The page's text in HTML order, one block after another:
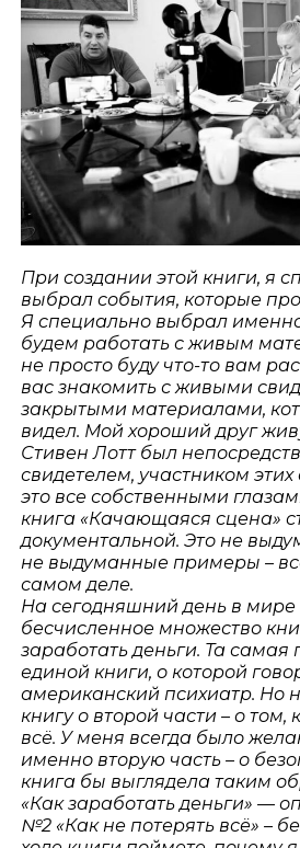
При создании этой книги, я
выбрал события, которые
Я специально выбрал
будем работать с живым
не просто буду что-то вам
вас знакомить с живыми
закрытыми материалами,
видел. Мой хороший друг
Стивен Лотт был
свидетелем, участником
это все собственными
книга «Качающаяся сцена»
документальной. Это не
не выдуманные примеры –
самом деле.
На сегодняшний день в мире
бесчисленное множество
заработать деньги. Та самая
единой книги, о которой
американский психиатр. Но
книгу о второй части – о том,
всё. У меня всегда было
именно вторую часть – о
книга бы выглядела таким
«Как заработать деньги» —
№2 «Как не потерять всё» –